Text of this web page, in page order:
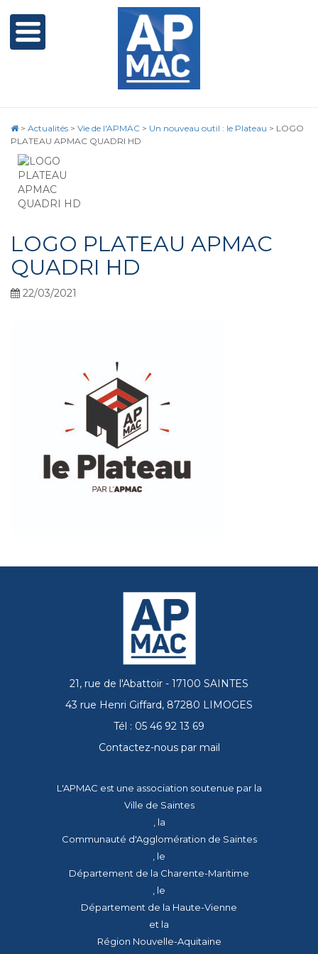
> Actualités > Vie de l'APMAC > Un nouveau outil : le Plateau > LOGO
PLATEAU APMAC QUADRI HD
LOGO PLATEAU APMAC
QUADRI HD
22/03/2021
21, rue de l'Abattoir - 17100 SAINTES
43 rue Henri Giffard, 87280 LIMOGES
Tél : 05 46 92 13 69
Contactez-nous par mail
L'APMAC est une association soutenue par la
Ville de Saintes
, la
Communauté d'Agglomération de Saintes
, le
Département de la Charente-Maritime
, le
Département de la Haute-Vienne
et la
Région Nouvelle-Aquitaine